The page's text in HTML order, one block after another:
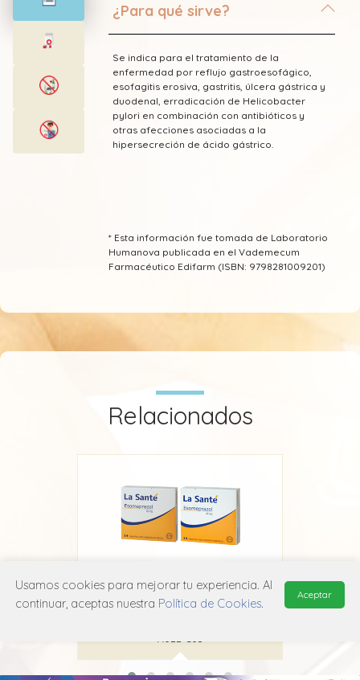
¿Para qué sirve?
Se indica para el tratamiento de la
enfermedad por reflujo gastroesofágico,
esofagitis erosiva, gastritis, úlcera gástrica y
duodenal, erradicación de Helicobacter
pylori en combinación con antibióticos y
otras afecciones asociadas a la
hipersecreción de ácido gástrico.
* Esta información fue tomada de Laboratorio
Humanova publicada en el Vademecum
Farmacéutico Edifarm (ISBN: 9798281009201)
Relacionados
Esomeprazol La Santé
Usamos cookies para mejorar tu experiencia. Al
continuar, aceptas nuestra Política de Cookies.
Aceptar